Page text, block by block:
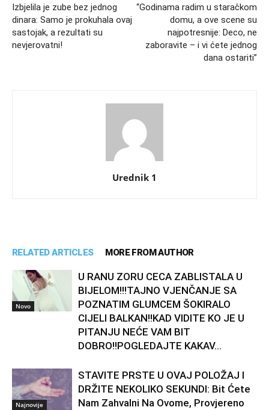
Izbjelila je zube bez jednog
dinara: Samo je prokuhala ovaj
sastojak, a rezultati su
nevjerovatni!
“Godinama radim u staračkom
domu, a ove scene su
najpotresnije: Deco, ne
zaboravite – i vi ćete jednog
dana ostariti”
Urednik 1
RELATED ARTICLES MORE FROM AUTHOR
Novo
U RANU ZORU CECA ZABLISTALA U
BIJELOM!!!TAJNO VJENČANJE SA
POZNATIM GLUMCEM ŠOKIRALO
CIJELI BALKAN!!KAD VIDITE KO JE U
PITANJU NEĆE VAM BIT
DOBRO!!POGLEDAJTE KAKAV...
Najnovije
STAVITE PRSTE U OVAJ POLOŽAJ I
DRŽITE NEKOLIKO SEKUNDI: Bit Ćete
Nam Zahvalni Na Ovome, Provjereno